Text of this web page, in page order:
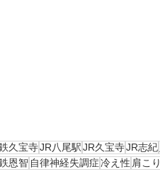
久宝寺JR八尾駅JR久宝寺JR志紀
恩智 自律神経失調症冷え性 肩こり